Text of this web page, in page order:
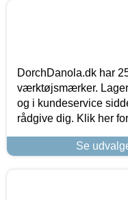
DorchDanola.dk har
værktøjsmærker.
og i kundeservice
rådgive dig. Klik her
Se